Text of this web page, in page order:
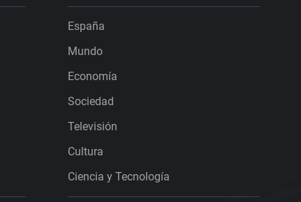
España
Mundo
Economía
Sociedad
Televisión
Cultura
Ciencia y Tecnología